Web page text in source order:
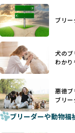
さらに、書類審査
際の飼育環境やブ
す。こうしたサイ
あり、実際の現場
利優先の「悪徳ブ
す。
BreederFamiliesで
ーダー」のみを紹
設け、ブリーダー
ています。
一部の営利優先の
ヨーロッパ諸国で
日本ではいまだ行
優良ブリーダーは
を大切にするため
一方、営利優先ブ
ことを理由に断尾
で処置するケース
「耳やしっぽを切
犬種ごとに異なる
適切に対応するた
せん。現在、犬種
ブリ
犬の
わか
悪徳
ブリ
ブリーダーや動物福